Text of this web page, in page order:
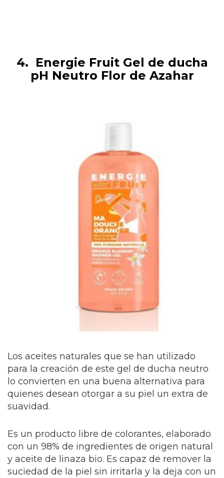
4. Energie Fruit Gel de ducha
pH Neutro Flor de Azahar
Los aceites naturales que se han utilizado
para la creación de este gel de ducha neutro
lo convierten en una buena alternativa para
quienes desean otorgar a su piel un extra de
suavidad.
Es un producto libre de colorantes, elaborado
con un 98% de ingredientes de origen natural
y aceite de linaza bio. Es capaz de remover la
suciedad de la piel sin irritarla y la deja con un